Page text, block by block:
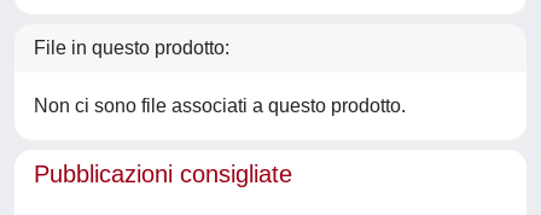
File in questo prodotto:
Non ci sono file associati a questo prodotto.
Pubblicazioni consigliate